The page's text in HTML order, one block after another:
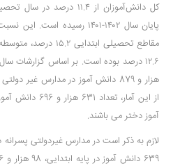
هزار و 879 دانش آموز در مدارس
آموز دختر می باشند.